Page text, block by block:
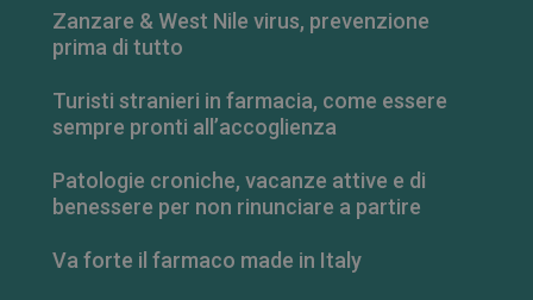
Zanzare & West Nile virus, prevenzione
prima di tutto
Turisti stranieri in farmacia, come essere
sempre pronti all’accoglienza
Patologie croniche, vacanze attive e di
benessere per non rinunciare a partire
Va forte il farmaco made in Italy
_ga_RV9MB13F2Q .farmamese.it